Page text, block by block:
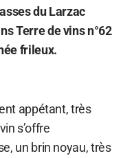
du Larzac
Terre de vins n°62
frileux.
appétant, très
s’offre
un brin noyau, très